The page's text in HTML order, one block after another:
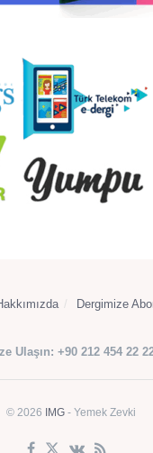
Dergimize
Ulaşın: +90 212 454 22
© 2026 IMG - Yemek Zevki